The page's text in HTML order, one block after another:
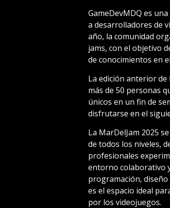
GameDevMDQ es
a desarrolladores de
año, la comunidad
jams, con el objetivo
de conocimientos en
La edición anterior
más de 50 personas
únicos en un fin de
disfrutarse en el
La MarDelJam 2025
de todos los niveles,
profesionales
entorno colaborativo
programación,
es el espacio ideal
por los videojuegos.